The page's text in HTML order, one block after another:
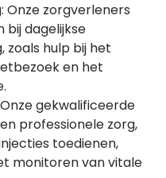
Onze zorgverleners
bij dagelijkse
zoals hulp bij het
en het
gekwalificeerde
professionele zorg,
toedienen,
monitoren van vitale